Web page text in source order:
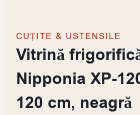
CUȚITE & USTENSILE
Vitrină
Nipponia XP-
120 cm, neagră